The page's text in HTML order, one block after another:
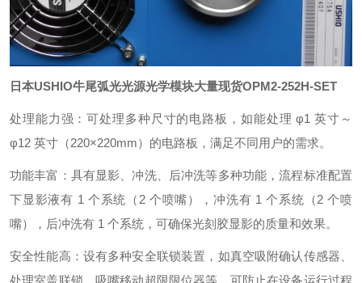
日本USHIO牛尾弧光光源光学模块大量现货OPM2-252H-SET
处理能力强：可处理多种尺寸的电路板，如能处理 φ1 英寸～
φ12 英寸（220×220mm）的电路板，满足不同用户的需求。
功能丰富：具有显影、冲洗、后冲洗等多种功能，流程标准配置
下显影液有 1 个系统（2 个喷嘴），冲洗有 1 个系统（2 个喷
嘴），后冲洗有 1 个系统，可确保光刻胶显影的质量和效果。
安全性能高：设有多种安全联锁装置，如真空吸附确认传感器、
处理室盖联锁、吸嘴移动超限限位器等，可防止在设备运行过程